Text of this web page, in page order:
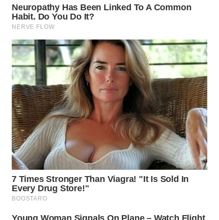
WN
SULSEL
WN
GORONTALO
WN
SULUT
WN
MALUKU
WN
MALUT
WN